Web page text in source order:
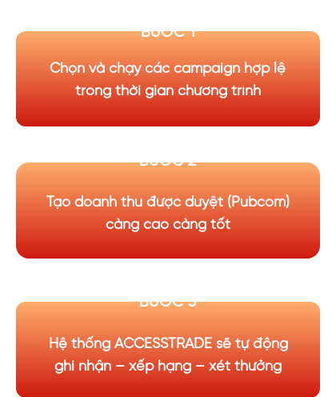
BƯỚC 1
BƯỚC 2
BƯỚC 3
Tạo doanh thu được duyệt (Pubcom)
càng cao càng tốt
Hệ thống ACCESSTRADE sẽ tự động
ghi nhận – xếp hạng – xét thưởng
Chọn và chạy các campaign hợp lệ
trong thời gian chương trình